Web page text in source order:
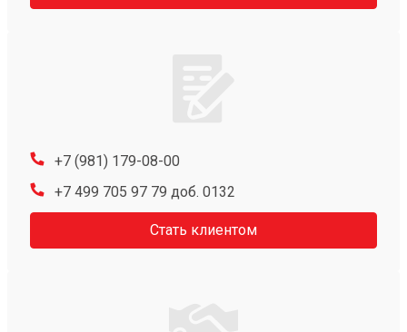
+7 (981) 179-08-00
+7 499 705 97 79 доб. 0132
Стать клиентом